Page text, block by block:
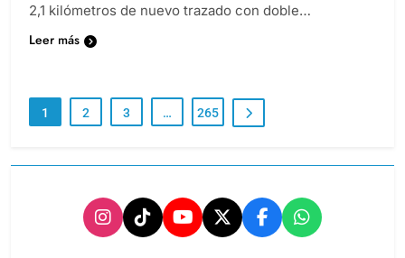
2,1 kilómetros de nuevo trazado con doble…
Leer más
1 2 3 … 265